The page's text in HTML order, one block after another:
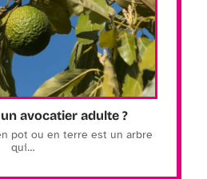
avocatier adulte ?
pot ou en terre est un arbre
qui…